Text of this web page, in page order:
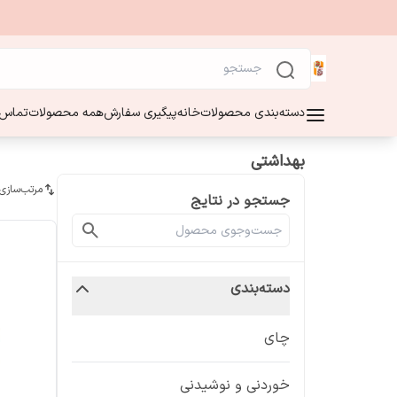
دسته‌بندی محصولاتخانهپیگیری سفارشهمه محصولاتتماس
بهداشتی
جستجو در نتایج
دسته‌بندی
چای
خوردنی و نوشیدنی